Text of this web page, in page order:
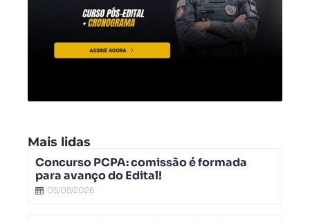
Mais lidas
Concurso PCPA: comissão é formada
para avanço do Edital!
05/08/2026